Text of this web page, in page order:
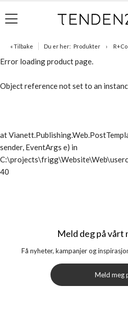
« Tilbake Du er her: Produkter R+Co
Error loading product page.
Object reference not set to an
at
sender, EventArgs e) in
40
Meld deg på vårt
Få nyheter, kampanjer og
Meld meg